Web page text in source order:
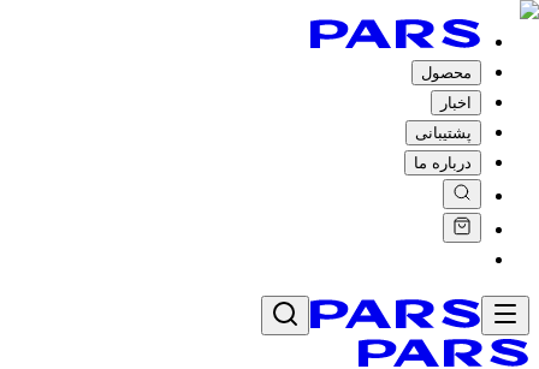
محصول
اخبار
پشتیبانی
درباره ما